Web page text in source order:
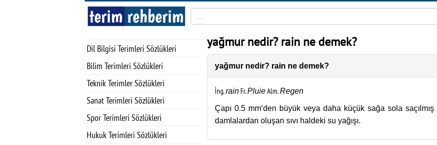
Dil Bilgisi Terimleri Sözlükleri
Bilim Terimleri Sözlükleri
Teknik Terimler Sözlükleri
Sanat Terimleri Sözlükleri
Spor Terimleri Sözlükleri
Hukuk Terimleri Sözlükleri
yağmur nedir? rain ne demek?
yağmur nedir? rain ne demek?
İng.rain Fr.PluieAlm.Regen
Çapı 0.5 mm‘den büyük veya daha küçük sağa sola saçılmış
damlalardan oluşan sıvı haldeki su yağışı.